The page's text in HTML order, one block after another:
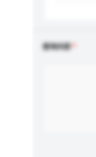
查询内容